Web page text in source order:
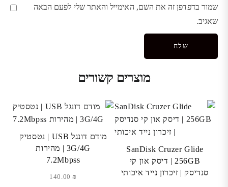
שמור בדפדפן זה את השם, האימייל והאתר שלי לפעם הבאה
שאגיב.
מוצרים קשורים
SanDisk Cruzer Glide
256GB | דיסק און קי
סנדיסק | זיכרון נייד איכותי
מודם דונגל USB | נטסטיק
3G/4G | מהירות
7.2Mbpss
₪